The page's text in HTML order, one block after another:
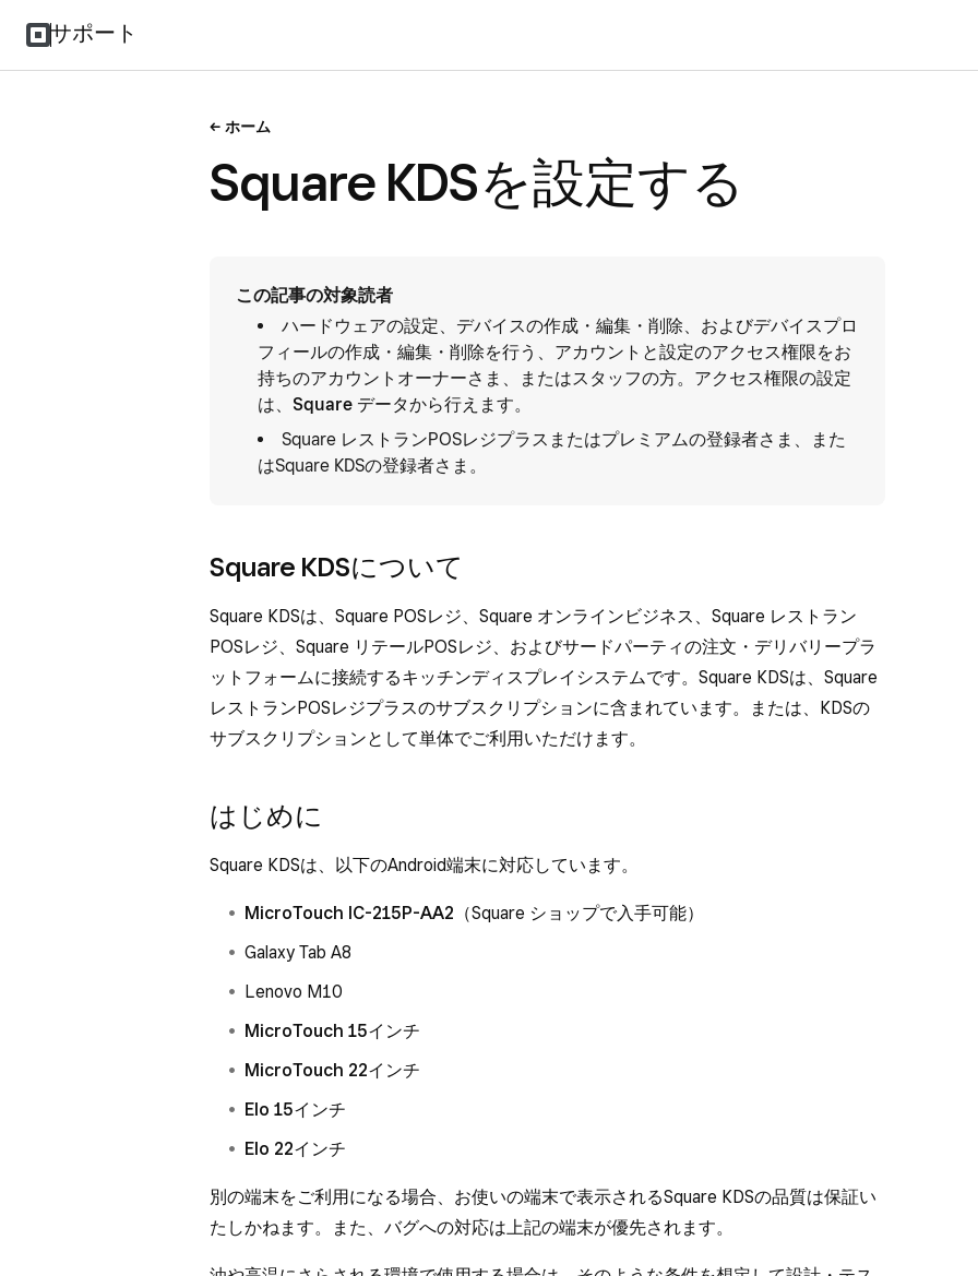
サポート
ホーム
Square KDSを設定する
この記事の対象読者
ハードウェアの設定、デバイスの作成・編集・削除、およびデバイスプロ
フィールの作成・編集・削除を行う、アカウントと設定のアクセス権限をお
持ちのアカウントオーナーさま、またはスタッフの方。アクセス権限の設定
は、 Square データから行えます。
Square レストランPOSレジプラスまたはプレミアムの登録者さま、また
はSquare KDSの登録者さま。
Square KDSについて
Square KDSは、Square POSレジ、Square オンラインビジネス、Square レストラン
POSレジ、Square リテールPOSレジ、およびサードパーティの注文・デリバリープラ
ットフォームに接続するキッチンディスプレイシステムです。Square KDSは、Square
レストランPOSレジプラスのサブスクリプションに含まれています。または、KDSの
サブスクリプションとして単体でご利用いただけます。
はじめに
Square KDSは、以下のAndroid端末に対応しています。
MicroTouch IC-215P-AA2 （Square ショップで入手可能）
Galaxy Tab A8
Lenovo M10
MicroTouch 15インチ
MicroTouch 22インチ
Elo 15インチ
Elo 22インチ
別の端末をご利用になる場合、お使いの端末で表示されるSquare KDSの品質は保証い
たしかねます。また、バグへの対応は上記の端末が優先されます。